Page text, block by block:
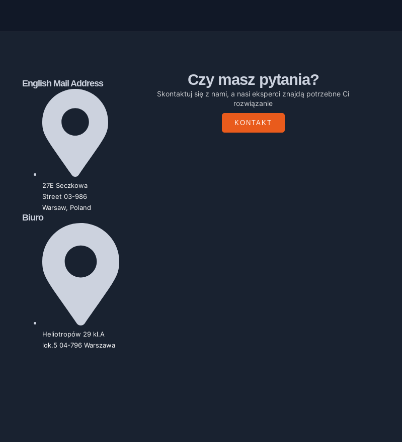
English Mail Address
27E Seczkowa
Street 03-986
Warsaw, Poland
Biuro
Heliotropów 29 kl.A
lok.5 04-796 Warszawa
Czy masz pytania?
Skontaktuj się z nami, a nasi eksperci znajdą potrzebne Ci
rozwiązanie
KONTAKT